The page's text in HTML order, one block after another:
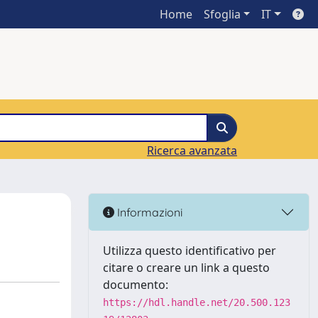
Home Sfoglia IT
Ricerca avanzata
Informazioni
Utilizza questo identificativo per
citare o creare un link a questo
documento:
https://hdl.handle.net/20.500.123